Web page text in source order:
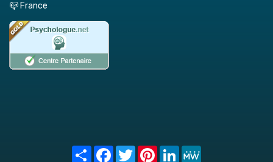
📪 France
Share FacebookTwitterPinterest
LinkedIn